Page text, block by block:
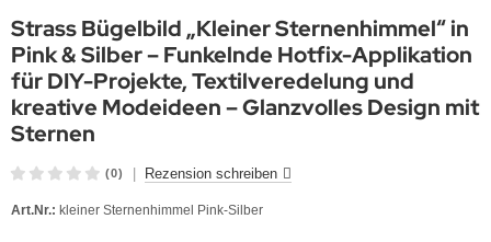
Strass Bügelbild „Kleiner Sternenhimmel“ in
Pink & Silber – Funkelnde Hotfix-Applikation
für DIY-Projekte, Textilveredelung und
kreative Modeideen – Glanzvolles Design mit
Sternen
(0) Rezension schreiben
Art.Nr.: kleiner Sternenhimmel Pink-Silber